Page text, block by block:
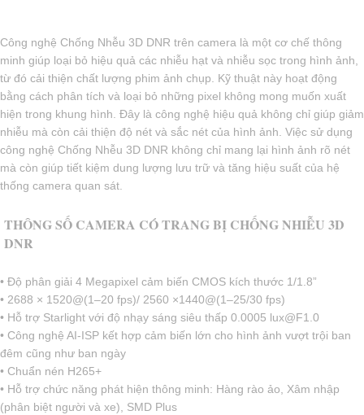
Công nghệ Chống Nhễu 3D DNR trên camera là một cơ chế thông
minh giúp loại bỏ hiệu quả các nhiễu hạt và nhiễu sọc trong hình ảnh,
từ đó cải thiện chất lượng phim ảnh chụp. Kỹ thuật này hoạt động
bằng cách phân tích và loại bỏ những pixel không mong muốn xuất
hiện trong khung hình. Đây là công nghệ hiệu quả không chỉ giúp giảm
nhiễu mà còn cải thiện độ nét và sắc nét của hình ảnh. Việc sử dụng
công nghệ Chống Nhễu 3D DNR không chỉ mang lại hình ảnh rõ nét
mà còn giúp tiết kiệm dung lượng lưu trữ và tăng hiệu suất của hệ
thống camera quan sát.
THÔNG SỐ CAMERA CÓ TRANG BỊ CHỐNG NHIỄU 3D
DNR
• Độ phân giải 4 Megapixel cảm biến CMOS kích thước 1/1.8”
• 2688 × 1520@(1–20 fps)/ 2560 ×1440@(1–25/30 fps)
• Hỗ trợ Starlight với độ nhạy sáng siêu thấp 0.0005 lux@F1.0
• Công nghệ AI-ISP kết hợp cảm biến lớn cho hình ảnh vượt trội ban
đêm cũng như ban ngày
• Chuẩn nén H265+
• Hỗ trợ chức năng phát hiện thông minh: Hàng rào ảo, Xâm nhập
(phân biệt người và xe), SMD Plus